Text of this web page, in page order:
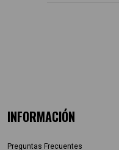
INFORMACIÓN
Preguntas Frecuentes